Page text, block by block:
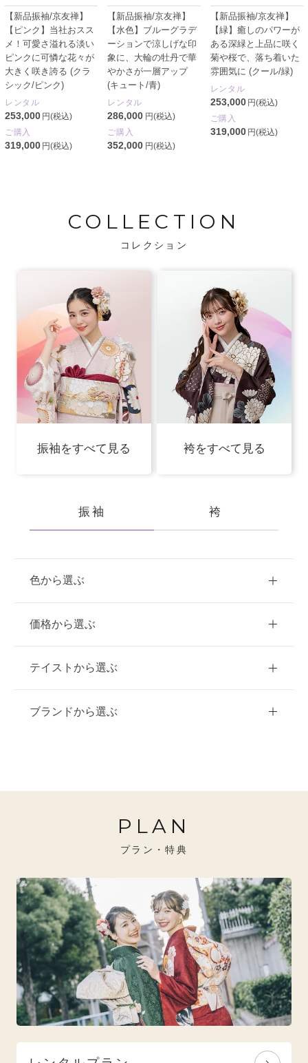
【新品振袖/京友禅】
【ピンク】当社おスス
メ！可愛さ溢れる淡い
ピンクに可憐な花々が
大きく咲き誇る (クラ
シック/ピンク)
レンタル
253,000 円(税込)
ご購入
319,000 円(税込)
【新品振袖/京友禅】
【水色】ブルーグラデ
ーションで涼しげな印
象に、大輪の牡丹で華
やかさが一層アップ
(キュート/青)
レンタル
286,000 円(税込)
ご購入
352,000 円(税込)
【新品振袖/京友禅】
【緑】癒しのパワーが
ある深緑と上品に咲く
菊や桜で、落ち着いた
雰囲気に (クール/緑)
レンタル
253,000 円(税込)
ご購入
319,000 円(税込)
COLLECTION
コレクション
振袖をすべて見る 袴をすべて見る
振袖 袴
色から選ぶ
赤
価格から選ぶ
ご購入
10万円台以下
20万円～26万円未満
26万円～31万円未満
テイストから選ぶ
クラシック
クール
ナチュラル
ブランドから選ぶ
イエベ秋におすすめ
ブルべ夏におすすめ
ブルべ冬におすすめ
特選技法
オリジナルブランド
人気モデルブランド
PLAN
プラン・特典